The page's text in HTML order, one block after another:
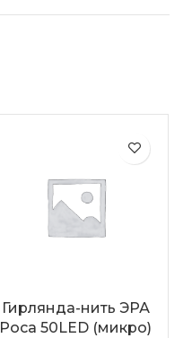
Гирлянда-нить ЭРА
Роса 50LED (микро)